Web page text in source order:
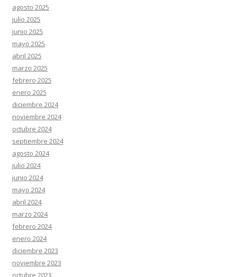
agosto 2025
julio 2025
junio 2025
mayo 2025
abril 2025
marzo 2025
febrero 2025
enero 2025
diciembre 2024
noviembre 2024
octubre 2024
septiembre 2024
agosto 2024
julio 2024
junio 2024
mayo 2024
abril 2024
marzo 2024
febrero 2024
enero 2024
diciembre 2023
noviembre 2023
octubre 2023